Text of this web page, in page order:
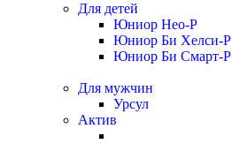
Для детей
Юниор Нео-Р
Юниор Би Хелси-Р
Юниор Би Смарт-Р
Для мужчин
Урсул
Актив